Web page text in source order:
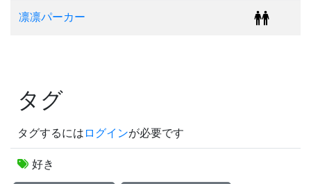
凛凛パーカー
タグ
タグするには ログインが必要です
好き